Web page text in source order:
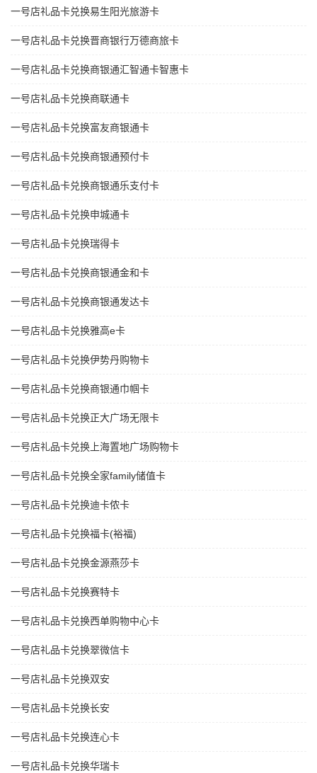
一号店礼品卡兑换易生阳光旅游卡
一号店礼品卡兑换晋商银行万德商旅卡
一号店礼品卡兑换商银通汇智通卡智惠卡
一号店礼品卡兑换商联通卡
一号店礼品卡兑换富友商银通卡
一号店礼品卡兑换商银通预付卡
一号店礼品卡兑换商银通乐支付卡
一号店礼品卡兑换申城通卡
一号店礼品卡兑换瑞得卡
一号店礼品卡兑换商银通金和卡
一号店礼品卡兑换商银通发达卡
一号店礼品卡兑换雅高e卡
一号店礼品卡兑换伊势丹购物卡
一号店礼品卡兑换商银通巾帼卡
一号店礼品卡兑换正大广场无限卡
一号店礼品卡兑换上海置地广场购物卡
一号店礼品卡兑换全家family储值卡
一号店礼品卡兑换迪卡侬卡
一号店礼品卡兑换福卡(裕福)
一号店礼品卡兑换金源燕莎卡
一号店礼品卡兑换赛特卡
一号店礼品卡兑换西单购物中心卡
一号店礼品卡兑换翠微信卡
一号店礼品卡兑换双安
一号店礼品卡兑换长安
一号店礼品卡兑换连心卡
一号店礼品卡兑换华瑞卡